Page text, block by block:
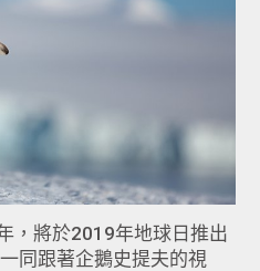
，將於2019年地球日推出
同跟著企鵝史提夫的視